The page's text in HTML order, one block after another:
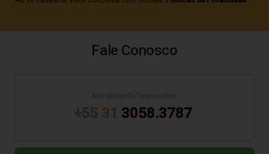
Fale Conosco
31 3058.3787